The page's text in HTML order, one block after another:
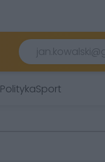
PolitykaSport